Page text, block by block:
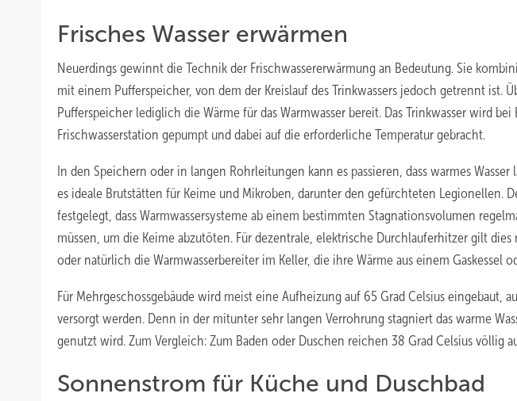
Frisches Wasser erwärmen
Neuerdings gewinnt die Technik der Frischwassererwärmung an Bedeutung. Sie
mit einem Pufferspeicher, von dem der Kreislauf des Trinkwassers jedoch getrennt ist.
Pufferspeicher lediglich die Wärme für das Warmwasser bereit. Das Trinkwasser wird
Frischwasserstation gepumpt und dabei auf die erforderliche Temperatur gebracht.
In den Speichern oder in langen Rohrleitungen kann es passieren, dass warmes
es ideale Brutstätten für Keime und Mikroben, darunter den gefürchteten Legionellen.
festgelegt, dass Warmwassersysteme ab einem bestimmten Stagnationsvolumen
müssen, um die Keime abzutöten. Für dezentrale, elektrische Durchlauferhitzer gilt
oder natürlich die Warmwasserbereiter im Keller, die ihre Wärme aus einem Gaskessel
Für Mehrgeschossgebäude wird meist eine Aufheizung auf 65 Grad Celsius eingebaut,
versorgt werden. Denn in der mitunter sehr langen Verrohrung stagniert das warme
genutzt wird. Zum Vergleich: Zum Baden oder Duschen reichen 38 Grad Celsius völlig
Sonnenstrom für Küche und Duschbad